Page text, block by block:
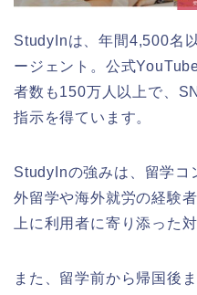
StudyInは、年間4,500名
ージェント。公式
者数も150万人以上で、
指示を得ています。
StudyInの強みは、留学コ
外留学や海外就労の経験
上に利用者に寄り添った
また、留学前から帰国後